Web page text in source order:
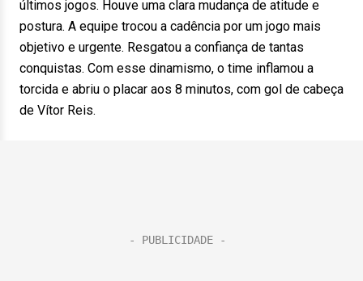
últimos jogos. Houve uma clara mudança de atitude e
postura. A equipe trocou a cadência por um jogo mais
objetivo e urgente. Resgatou a confiança de tantas
conquistas. Com esse dinamismo, o time inflamou a
torcida e abriu o placar aos 8 minutos, com gol de cabeça
de Vítor Reis.